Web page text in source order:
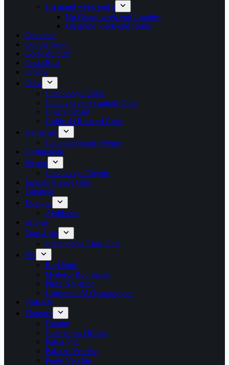
Un grand week-end à
Un Grand week-end Londres
Un grand week-end Rome
Colombie
Convertisseur
Corée du Sud
Costa Rica
Croatie
Cuba
Carte vierge Cuba
Carte vierge et capitale Cuba
Cigare cubain
Guide du Routard Cuba
Danemark
Carte Danemark Vierge
Destinations
Égypte
Carte vierge Egypte
Émirats Arabes Unis
Équateur
Espagne
Ajoblanco
Estonie
États-Unis
Carte vierge Etats Unis
Fès
Borj Nord
Medersa Bou Inania
Place Nejjarine
Université Al Quaraouiyine
Finlande
Florence
Duomo
Galerie des Offices
Palais Pitti
Palazzo Vecchio
Ponte Vecchio